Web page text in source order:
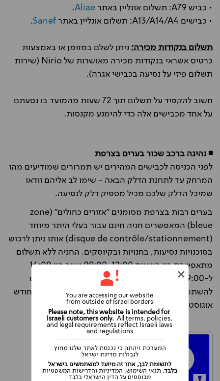
• כביש A79: תשלום אונליין באתר
Aliae
.
• כבישים A13/A14/A4: תשלום אונליין באתר
Sanef
.
תשלום בנקודות מכירה: ניתן לשלם במזומן או באמצעות
כרטיס אשראי בנקודות מכירה מאושרות של Nirio (שירות
תשלום פיזי על נסיעה בכבישי אגרה).
חשוב להקפיד על תשלום תוך 72 שעות מהמועד בו נסעתם
על אחד מכבישים אלה כדי להימנע מקנסות.
◾ נהיגה ברכב שכור בערים בצרפת
לפני הכניסה לכבישים המהירים יש תמרורים שמודיעים מהו
המרחק עד לתחנת הדלק הבאה - שימו לב אליהם וודאו
שמיכל הדלק שלכם מכיל מספיק דלק לנסיעה.
בערים רבות בצרפת מסומנים "אזורים כחולים" (zone
bleue) המאפשרים חניה חינם עבור בעלי היתר מיוחד
(disque de contrôle/stationnement) אותו ניתן לרכוש
בסוכנויות נסיעות, בחנויות ובקיוסקים. החניה ללא תשלום
מתאפשרת בין השעות 09:00-12:00 ושוב בין 14:00
ל-19:00 בימות השבוע. אם אין לכם את ההיתר עליכם
להשתמש במדחנים (horodateurs). בסופי שבוע ובחודש
אוגוסט (הוואקאנס) החניה חופשית כמעט בכל מקום.
Please note, this website is intended for
Israeli customers only.All terms, policies,
and legal requirements reflect Israeli laws
and regulations
-------------------------------
המערכת זיהתה כי נכנסת לאתר שלנו מחוץ
לגבולות מדינת ישראל
You are accessing our website
from outside of Israel borders
לתשומת לבך, אתר זה מיועד למשתמשים בישראל
בלבד. תנאי השימוש, המדיניות והדרישות המשפטיות
מבוססים על הדין הישראלי בלבד